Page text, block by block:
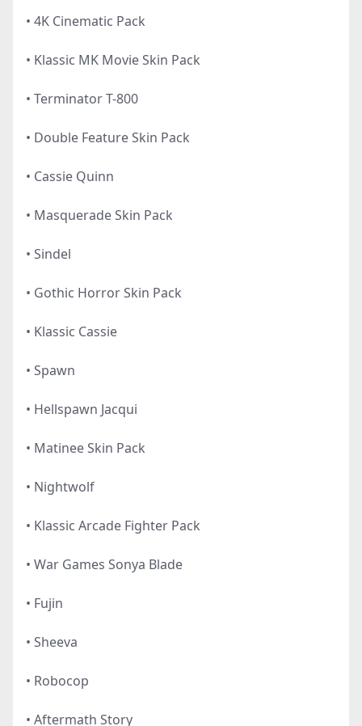
• 4K Cinematic Pack
• Klassic MK Movie Skin Pack
• Terminator T-800
• Double Feature Skin Pack
• Cassie Quinn
• Masquerade Skin Pack
• Sindel
• Gothic Horror Skin Pack
• Klassic Cassie
• Spawn
• Hellspawn Jacqui
• Matinee Skin Pack
• Nightwolf
• Klassic Arcade Fighter Pack
• War Games Sonya Blade
• Fujin
• Sheeva
• Robocop
• Aftermath Story